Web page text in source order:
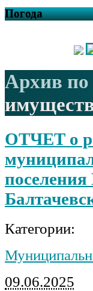
Погода
Архив по
ОТЧЕТ о
Категории:
09.06.2025